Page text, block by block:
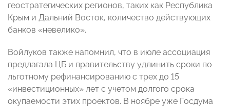
геостратегических регионов, таких как Республика
Крым и Дальний Восток, количество действующих
банков «невелико».
Войлуков также напомнил, что в июле ассоциация
предлагала ЦБ и правительству удлинить сроки по
льготному рефинансированию с трех до 15
«инвестиционных» лет с учетом долгого срока
окупаемости этих проектов. В ноябре уже Госдума